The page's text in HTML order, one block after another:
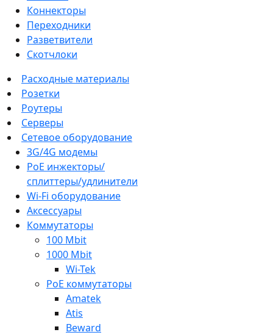
Коннекторы
Переходники
Разветвители
Скотчлоки
Расходные материалы
Розетки
Роутеры
Серверы
Сетевое оборудование
3G/4G модемы
PoE инжекторы/
сплиттеры/удлинители
Wi-Fi оборудование
Аксессуары
Коммутаторы
100 Mbit
1000 Mbit
Wi-Tek
PoE коммутаторы
Amatek
Atis
Beward